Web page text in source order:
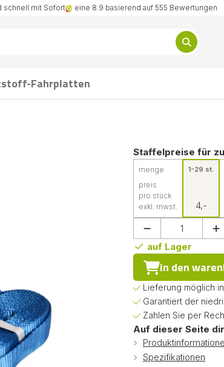
schnell mit Sofort eine 8.9 basierend auf 555 Bewertungen
Fahrplatten
Staffelpreise für
menge
preis
pro stück
exkl. mwst.
1-29 st.
4,-
auf Lager
in den
Lieferung möglich
Garantiert der
Zahlen Sie per
Auf dieser Seite
Spezifikationen